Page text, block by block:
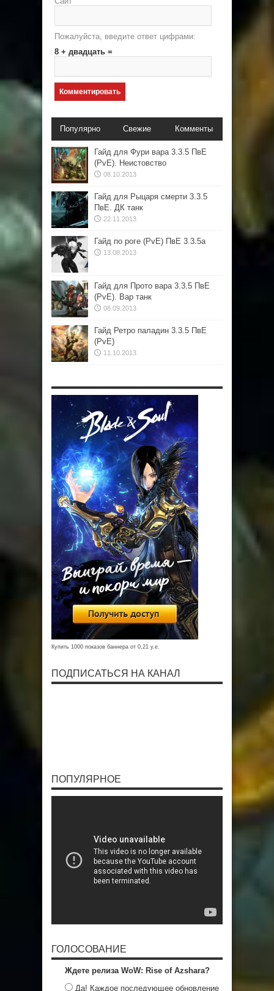
Пожалуйста, введите ответ цифрами:
8 + двадцать =
Популярно Свежие Комменты
Гайд для Фури вара 3.3.5 ПвЕ
(PvE). Неистовство
08.10.2013
Гайд для Рыцаря смерти 3.3.5
ПвЕ. ДК танк
22.11.2013
Гайд по роге (PvE) ПвЕ 3.3.5а
13.08.2013
Гайд для Прото вара 3.3.5 ПвЕ
(PvE). Вар танк
08.09.2013
Гайд Ретро паладин 3.3.5 ПвЕ
(PvE)
11.10.2013
Купить 1000 показов баннера от 0,21 у.е.
ПОДПИСАТЬСЯ НА КАНАЛ
ПОПУЛЯРНОЕ
ГОЛОСОВАНИЕ
Ждете релиза WoW: Rise of Azshara?
Да! Каждое последующее обновление